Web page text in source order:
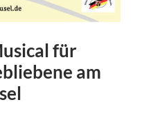
für
am